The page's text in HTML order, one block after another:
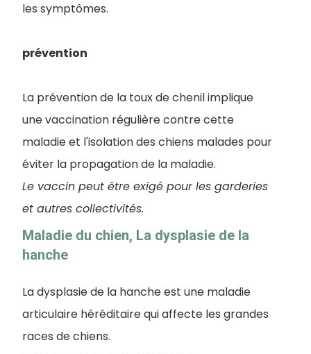
les symptômes.
prévention
La prévention de la toux de chenil implique
une vaccination régulière contre cette
maladie et l'isolation des chiens malades pour
éviter la propagation de la maladie.
Le vaccin peut être exigé pour les garderies
et autres collectivités.
Maladie du chien, La dysplasie de la
hanche
La dysplasie de la hanche est une maladie
articulaire héréditaire qui affecte les grandes
races de chiens.